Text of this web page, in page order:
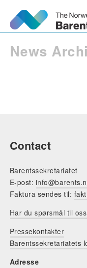
News
Contact
Barentssekretariatet
E-post:
Faktura sendes til:
Har du spørsmål til
Pressekontakter
Barentssekretariatets
Adresse